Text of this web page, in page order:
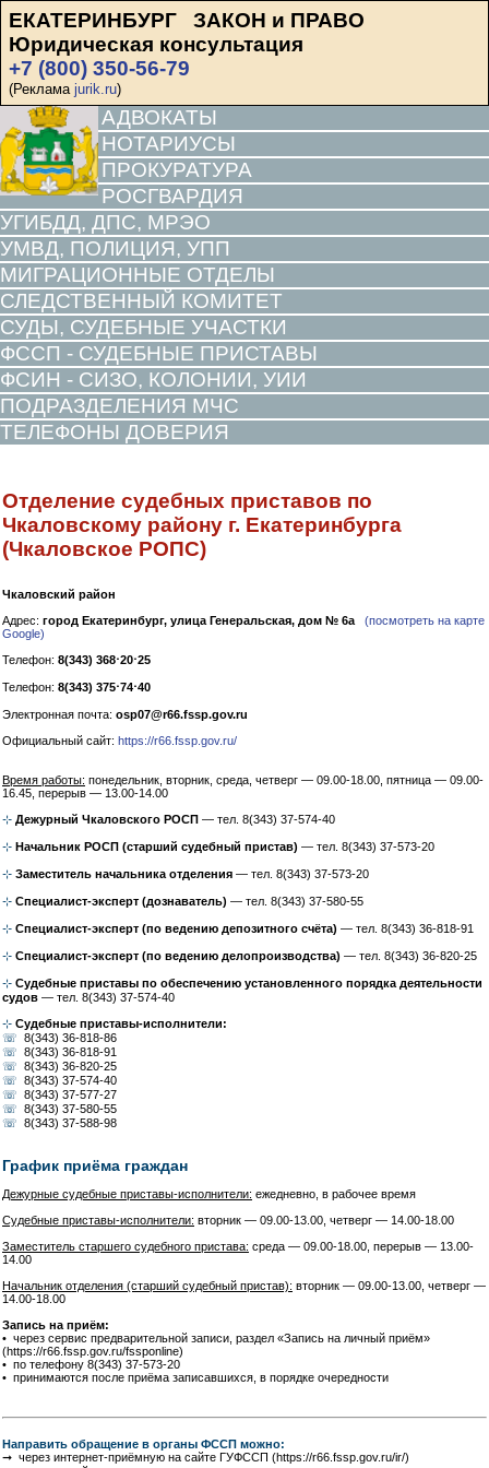
ЕКАТЕРИНБУРГ ЗАКОН и ПРАВО
Юридическая консультация
+7 (800) 350-56-79
(Реклама jurik.ru)
АДВОКАТЫ
НОТАРИУСЫ
ПРОКУРАТУРА
РОСГВАРДИЯ
УГИБДД, ДПС, МРЭО
УМВД, ПОЛИЦИЯ, УПП
МИГРАЦИОННЫЕ ОТДЕЛЫ
СЛЕДСТВЕННЫЙ КОМИТЕТ
СУДЫ, СУДЕБНЫЕ УЧАСТКИ
ФССП - СУДЕБНЫЕ ПРИСТАВЫ
ФСИН - СИЗО, КОЛОНИИ, УИИ
ПОДРАЗДЕЛЕНИЯ МЧС
ТЕЛЕФОНЫ ДОВЕРИЯ
Отделение судебных приставов по
Чкаловскому району г. Екатеринбурга
(Чкаловское РОПС)
Чкаловский район
Адрес: город Екатеринбург, улица Генеральская, дом № 6а
(посмотреть на карте
Google)
Телефон: 8(343) 368⋅20⋅25
Телефон: 8(343) 375⋅74⋅40
Электронная почта: osp07@r66.fssp.gov.ru
Официальный сайт: https://r66.fssp.gov.ru/
Время работы: понедельник, вторник, среда, четверг — 09.00-18.00, пятница — 09.00-
16.45, перерыв — 13.00-14.00
⊹ Дежурный Чкаловского РОСП — тел. 8(343) 37-574-40
⊹ Начальник РОСП (старший судебный пристав) — тел. 8(343) 37-573-20
⊹ Заместитель начальника отделения — тел. 8(343) 37-573-20
⊹ Специалист-эксперт (дознаватель) — тел. 8(343) 37-580-55
⊹ Специалист-эксперт (по ведению депозитного счёта) — тел. 8(343) 36-818-91
⊹ Специалист-эксперт (по ведению делопроизводства) — тел. 8(343) 36-820-25
⊹ Судебные приставы по обеспечению установленного порядка деятельности
судов — тел. 8(343) 37-574-40
⊹ Судебные приставы-исполнители:
☏ 8(343) 36-818-86
☏ 8(343) 36-818-91
☏ 8(343) 36-820-25
☏ 8(343) 37-574-40
☏ 8(343) 37-577-27
☏ 8(343) 37-580-55
☏ 8(343) 37-588-98
График приёма граждан
Дежурные судебные приставы-исполнители: ежедневно, в рабочее время
Судебные приставы-исполнители: вторник — 09.00-13.00, четверг — 14.00-18.00
Заместитель старшего судебного пристава: среда — 09.00-18.00, перерыв — 13.00-
14.00
Начальник отделения (старший судебный пристав): вторник — 09.00-13.00, четверг —
14.00-18.00
Запись на приём:
• через сервис предварительной записи, раздел «Запись на личный приём»
(https://r66.fssp.gov.ru/fssponline)
• по телефону 8(343) 37-573-20
• принимаются после приёма записавшихся, в порядке очередности
Направить обращение в органы ФССП можно:
➞ через интернет-приёмную на сайте ГУФССП (https://r66.fssp.gov.ru/ir/)